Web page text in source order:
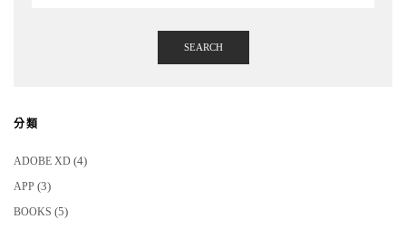
SEARCH
分類
ADOBE XD (4)
APP (3)
BOOKS (5)